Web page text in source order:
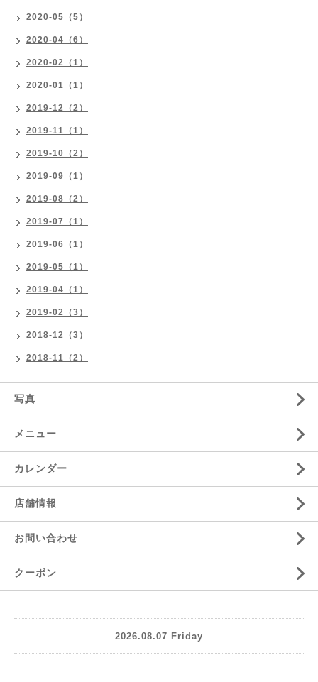
2020-05（5）
2020-04（6）
2020-02（1）
2020-01（1）
2019-12（2）
2019-11（1）
2019-10（2）
2019-09（1）
2019-08（2）
2019-07（1）
2019-06（1）
2019-05（1）
2019-04（1）
2019-02（3）
2018-12（3）
2018-11（2）
写真
メニュー
カレンダー
店舗情報
お問い合わせ
クーポン
2026.08.07 Friday